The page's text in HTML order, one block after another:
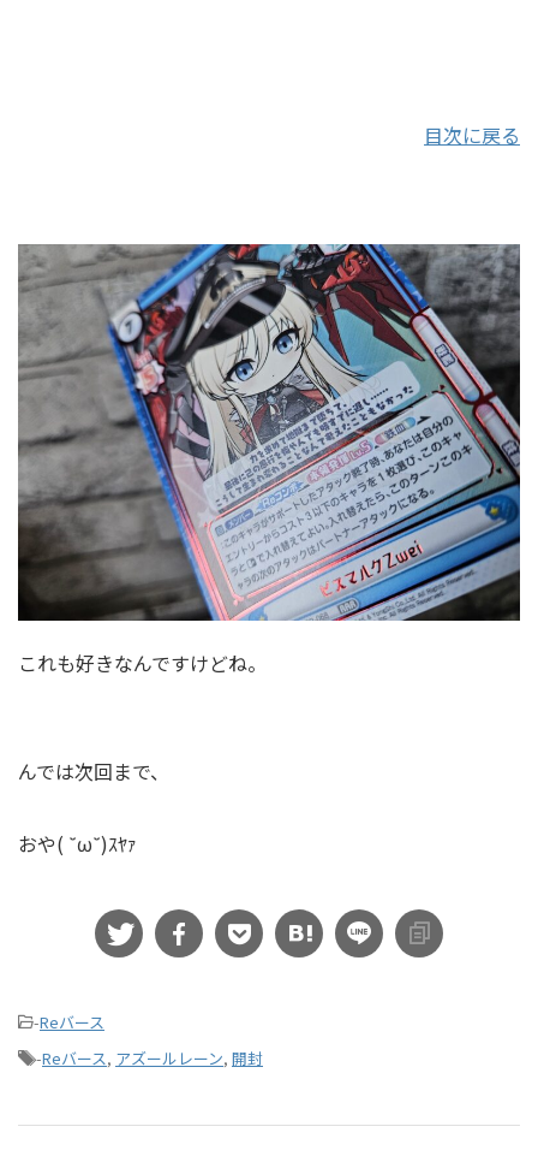
目次に戻る
これも好きなんですけどね。
んでは次回まで、
おや( ˘ω˘)ｽﾔｧ
-Reバース
-Reバース, アズールレーン, 開封